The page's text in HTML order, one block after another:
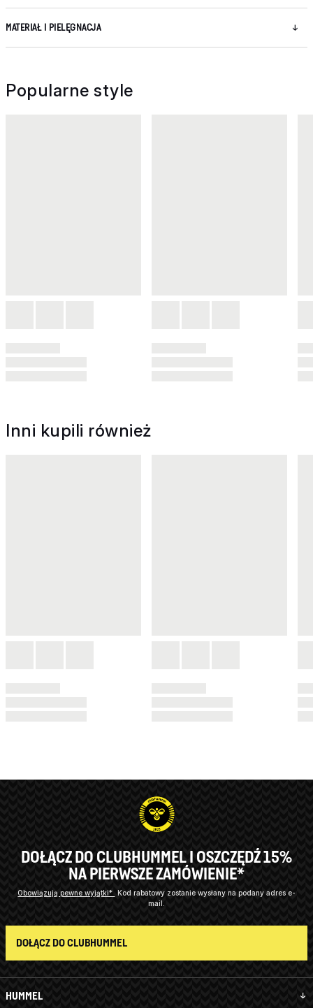
MATERIAŁ I PIELĘGNACJA
Popularne style
Inni kupili również
HUMMEL
DOŁĄCZ DO CLUBHUMMEL I OSZCZĘDŹ 15%
NA PIERWSZE ZAMÓWIENIE*
Obowiązują pewne wyjątki* Kod rabatowy zostanie wysłany na podany adres e-
mail.
DOŁĄCZ DO CLUBHUMMEL